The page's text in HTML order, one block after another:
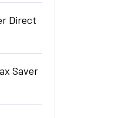
Direct
Saver